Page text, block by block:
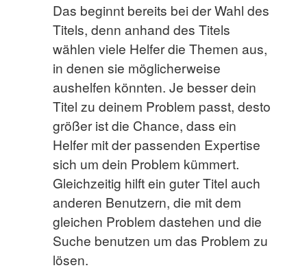
Das beginnt bereits bei der Wahl des
Titels, denn anhand des Titels
wählen viele Helfer die Themen aus,
in denen sie möglicherweise
aushelfen könnten. Je besser dein
Titel zu deinem Problem passt, desto
größer ist die Chance, dass ein
Helfer mit der passenden Expertise
sich um dein Problem kümmert.
Gleichzeitig hilft ein guter Titel auch
anderen Benutzern, die mit dem
gleichen Problem dastehen und die
Suche benutzen um das Problem zu
lösen.